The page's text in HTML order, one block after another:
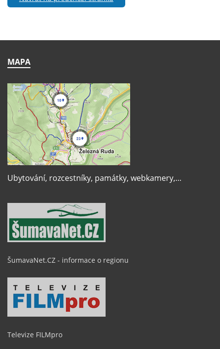
MAPA
Ubytování, rozcestníky, památky, webkamery,…
ŠumavaNet.CZ - informace o regionu
Televize FILMpro